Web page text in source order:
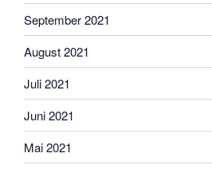
September 2021
August 2021
Juli 2021
Juni 2021
Mai 2021